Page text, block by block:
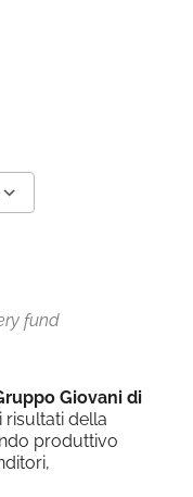
fund
Giovani di
della
produttivo